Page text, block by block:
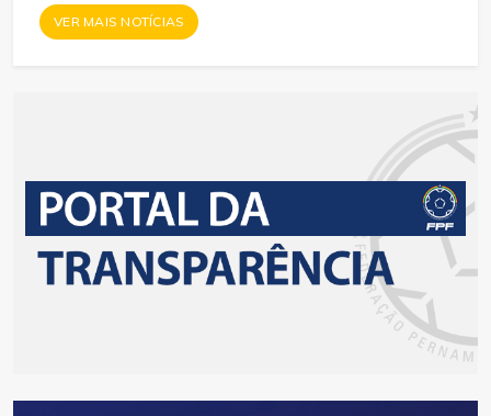
VER MAIS NOTÍCIAS